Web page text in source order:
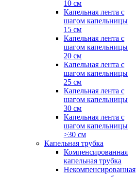
10 см
Капельная лента с
шагом капельницы
15 см
Капельная лента с
шагом капельницы
20 см
Капельная лента с
шагом капельницы
25 см
Капельная лента с
шагом капельницы
30 см
Капельная лента с
шагом капельницы
>30 см
Капельная трубка
Компенсированная
капельная трубка
Некомпенсированная